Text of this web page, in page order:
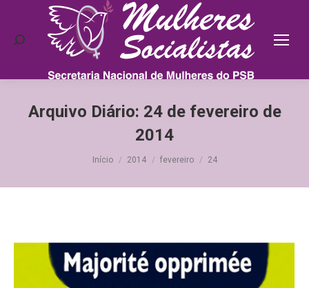
Search:
Arquivo Diário: 24 de fevereiro de
2014
Você está aqui:
Início 2014 fevereiro 24